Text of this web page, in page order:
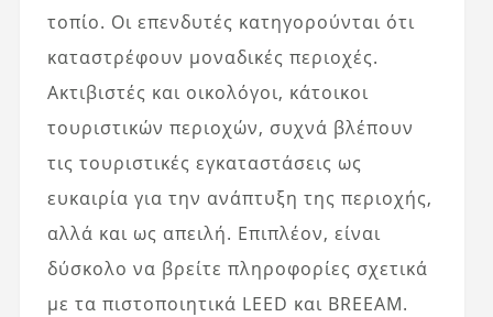
τοπίο. Οι επενδυτές κατηγορούνται ότι
καταστρέφουν μοναδικές περιοχές.
Ακτιβιστές και οικολόγοι, κάτοικοι
τουριστικών περιοχών, συχνά βλέπουν
τις τουριστικές εγκαταστάσεις ως
ευκαιρία για την ανάπτυξη της περιοχής,
αλλά και ως απειλή. Επιπλέον, είναι
δύσκολο να βρείτε πληροφορίες σχετικά
με τα πιστοποιητικά LEED και BREEAM.